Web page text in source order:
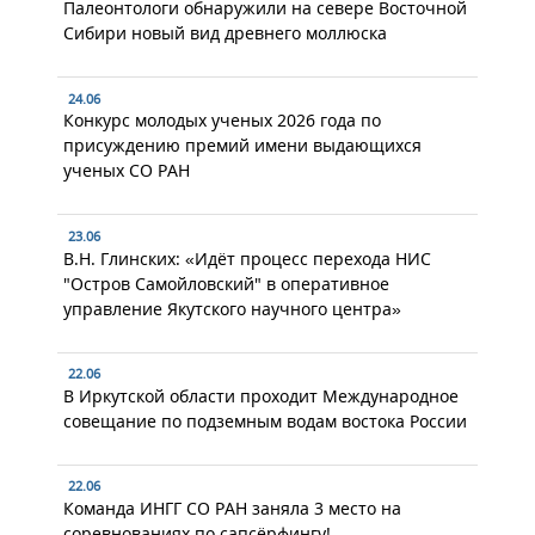
Палеонтологи обнаружили на севере Восточной
Сибири новый вид древнего моллюска
24.06
Конкурс молодых ученых 2026 года по
присуждению премий имени выдающихся
ученых СО РАН
23.06
В.Н. Глинских: «Идёт процесс перехода НИС
"Остров Самойловский" в оперативное
управление Якутского научного центра»
22.06
В Иркутской области проходит Международное
совещание по подземным водам востока России
22.06
Команда ИНГГ СО РАН заняла 3 место на